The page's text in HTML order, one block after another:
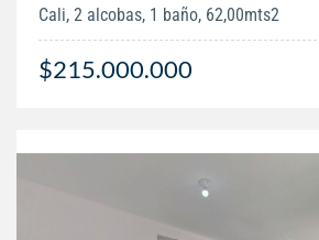
Cali, 2 alcobas, 1 baño, 62,00mts2
$215.000.000